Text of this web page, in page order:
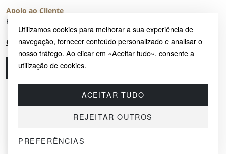
Utilizamos cookies para melhorar a sua experiência de
navegação, fornecer conteúdo personalizado e analisar o
nosso tráfego. Ao clicar em «Aceitar tudo», consente a
utilização de cookies.
ACEITAR TUDO
REJEITAR OUTROS
PREFERÊNCIAS
Apoio ao Cliente
Horário de Atendimento: seg – sex 8:00 – 16:00 (UTC+2)
Centro de Ajuda
Ligue-nos
© 2026 SAYRUG OÜ · KESKLINNA LINNAOSA, AHTRI TN 12, 10151, TALLINN,